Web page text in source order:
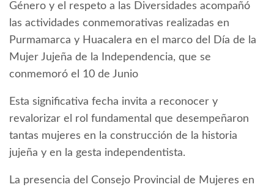
Género y el respeto a las Diversidades acompañó
las actividades conmemorativas realizadas en
Purmamarca y Huacalera en el marco del Día de la
Mujer Jujeña de la Independencia, que se
conmemoró el 10 de Junio
Esta significativa fecha invita a reconocer y
revalorizar el rol fundamental que desempeñaron
tantas mujeres en la construcción de la historia
jujeña y en la gesta independentista.
La presencia del Consejo Provincial de Mujeres en